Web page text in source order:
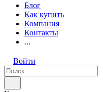
Блог
Как купить
Компания
Контакты
...
Войти